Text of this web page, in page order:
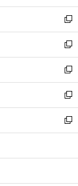
開
く
ウ
で
開
く
ン
ド
ウ
で
開
く
ウ
ィ
ン
ド
ウ
で
開
く
新
し
い
ウ
ィ
ン
ド
ウ
で
開
新
し
い
ウ
ィ
ン
ド
ウ
開
新
し
い
ウ
ィ
ン
ウ
開
新
し
い
ウ
ン
ウ
新
し
ウ